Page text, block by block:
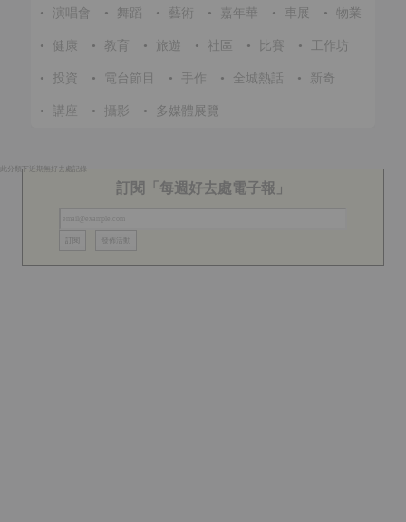
• 演唱會 • 舞蹈 • 藝術 • 嘉年華 • 車展 • 物業
• 健康 • 教育 • 旅遊 • 社區 • 比賽 • 工作坊
• 投資 • 電台節目 • 手作 • 全城熱話 • 新奇
• 講座 • 攝影 • 多媒體展覽
此分類下近期無好去處記錄
訂閱「每週好去處電子報」